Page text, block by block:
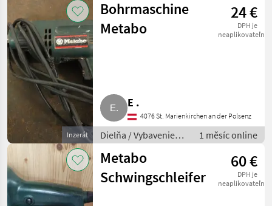
Inzerát
Bohrmaschine
Metabo
24 €
DPH je
neaplikovateľné
E .
4076 St. Marienkirchen an der Polsenz
Dielňa / Vybavenie
dielne
1 měsíc online
Metabo
Schwingschleifer
60 €
DPH je
neaplikovateľné